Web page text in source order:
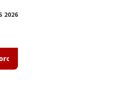
2026
Setelah Kabel Laut Listriki